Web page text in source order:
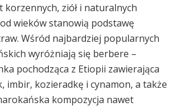
korzennych, ziół i naturalnych
wieków stanowią podstawę
Wśród najbardziej popularnych
wyróżniają się berbere –
pochodząca z Etiopii zawierająca
imbir, kozieradkę i cynamon, a także
kompozycja nawet